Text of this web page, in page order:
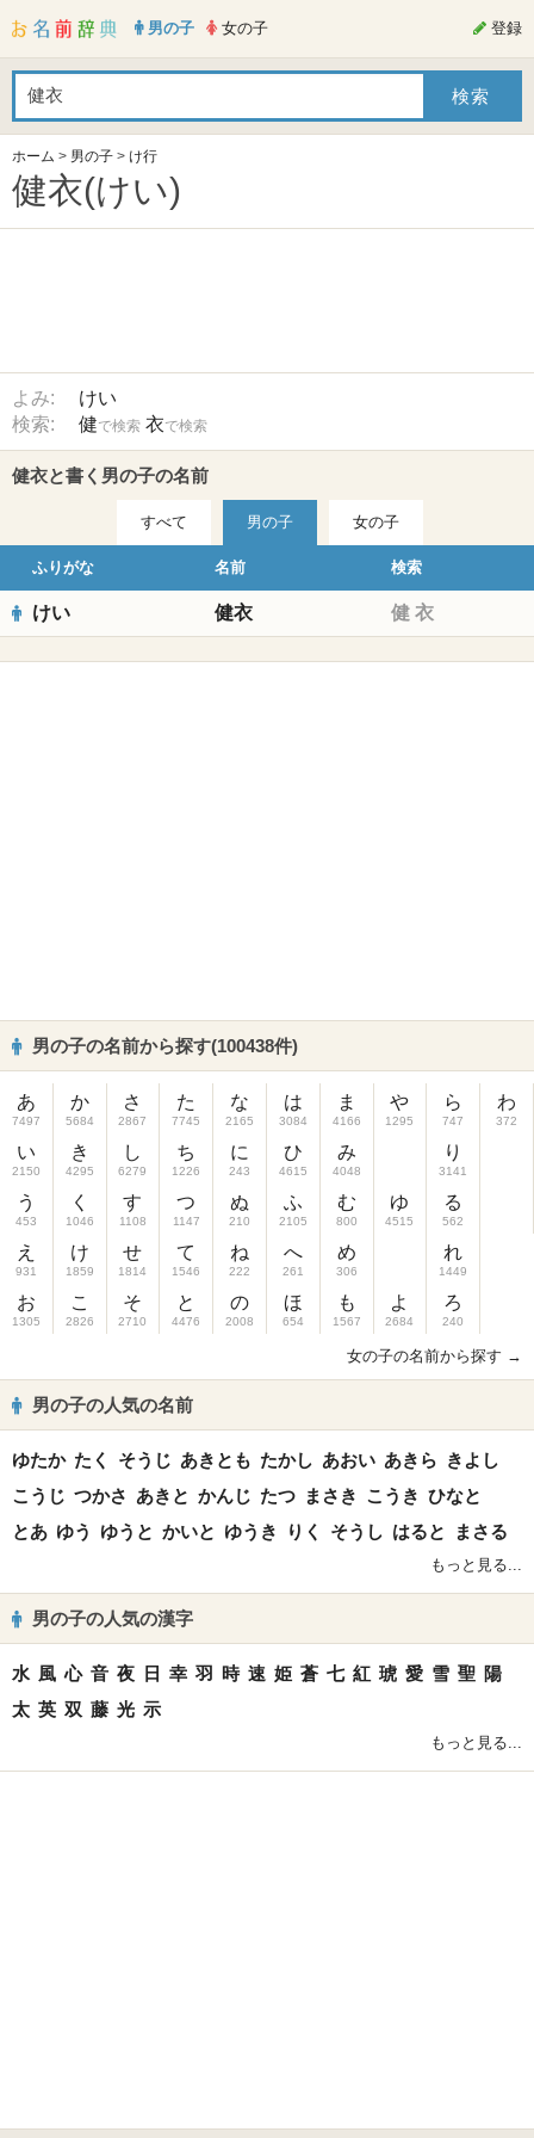
男の子 女の子 登録
ホーム > 男の子 > け行
健衣(けい)
よみ:
けい
検索:
健で検索 衣で検索
健衣と書く男の子の名前
すべて 男の子 女の子
ふりがな 名前 検索
けい 健衣 健 衣
男の子の名前から探す(100438件)
あ
7497
い
2150
う
453
え
931
お
1305
か
5684
き
4295
く
1046
け
1859
こ
2826
さ
2867
し
6279
す
1108
せ
1814
そ
2710
た
7745
ち
1226
つ
1147
て
1546
と
4476
な
2165
に
243
ぬ
210
ね
222
の
2008
は
3084
ひ
4615
ふ
2105
へ
261
ほ
654
ま
4166
み
4048
む
800
め
306
も
1567
や
1295
ゆ
4515
よ
2684
ら
747
り
3141
る
562
れ
1449
ろ
240
わ
372
女の子の名前から探す →
男の子の人気の名前
ゆたか たく そうじ あきとも たかし あおい あきら きよし
こうじ つかさ あきと かんじ たつ まさき こうき ひなと
とあ ゆう ゆうと かいと ゆうき りく そうし はると まさる
もっと見る...
男の子の人気の漢字
水 風 心 音 夜 日 幸 羽 時 速 姫 蒼 七 紅 琥 愛 雪 聖 陽
太 英 双 藤 光 示
もっと見る...